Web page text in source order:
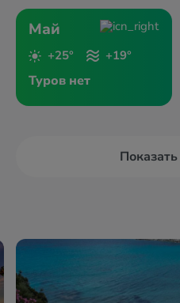
Май
+25° +19°
Туров нет